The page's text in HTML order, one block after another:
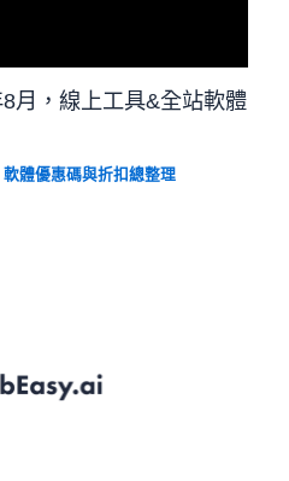
月，線上工具&全站軟體
軟體優惠碼與折扣總整理